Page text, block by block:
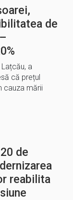
de
a
că prețul
cauza mării
de
reabilita